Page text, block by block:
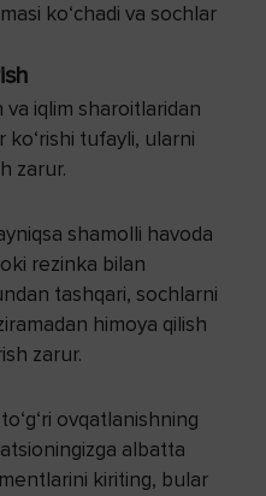
ko‘chadi va sochlar
va iqlim sharoitlaridan
ko‘rishi tufayli, ularni
zarur.
shamolli havoda
rezinka bilan
tashqari, sochlarni
himoya qilish
zarur.
ovqatlanishning
albatta
kiriting, bular